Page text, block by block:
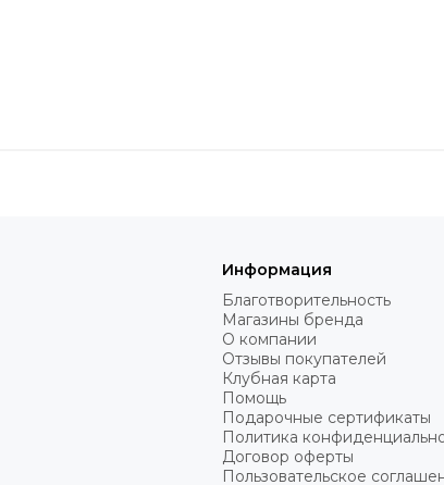
Информация
Благотворительность
Магазины бренда
О компании
Отзывы покупателей
Клубная карта
Помощь
Подарочные сертификаты
Политика
Договор оферты
Пользовательское